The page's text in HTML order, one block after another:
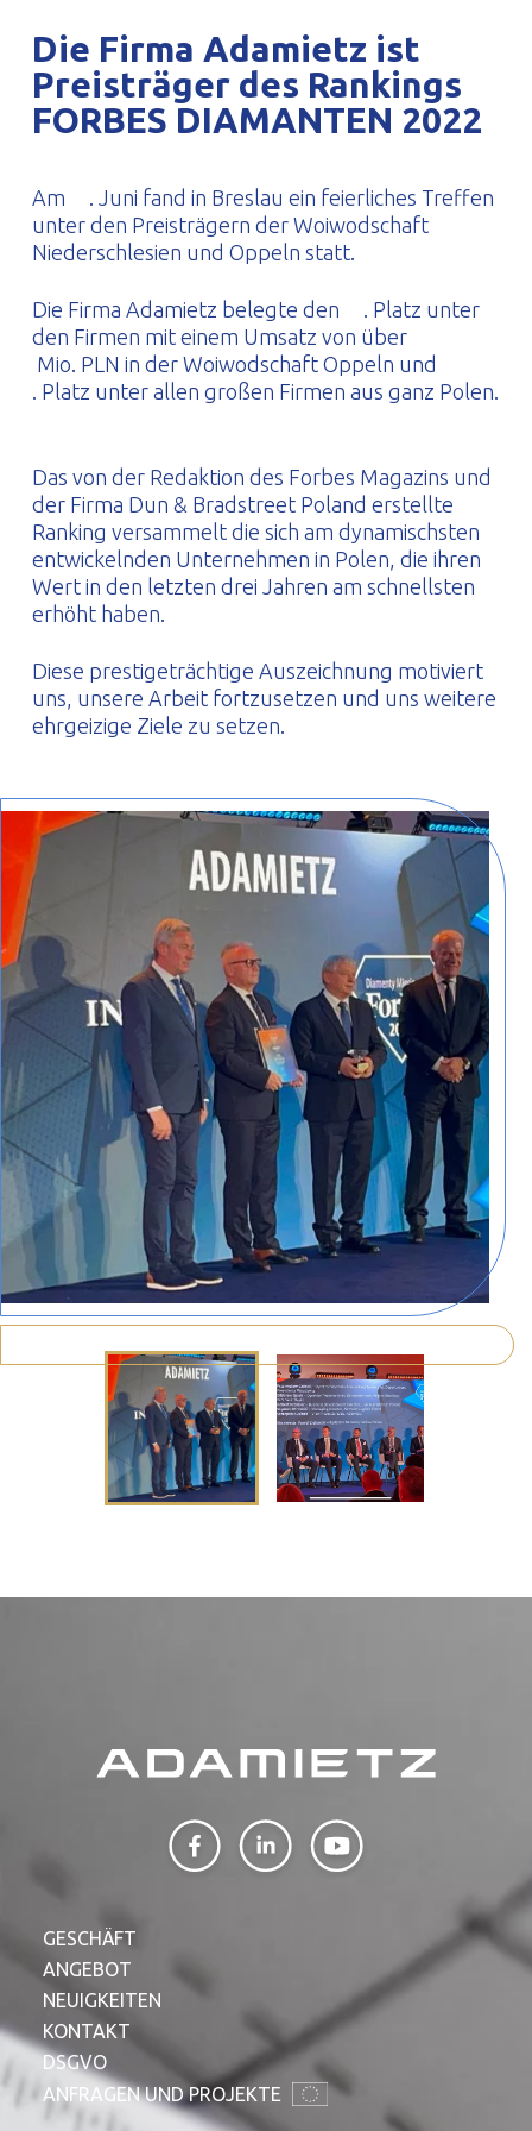
PL
Die Firma Adamietz ist
Preisträger des Rankings
FORBES DIAMANTEN 2022
Am
. Juni fand in Breslau ein feierliches Treffen
unter den Preisträgern der Woiwodschaft
Niederschlesien und Oppeln statt.
Die Firma Adamietz belegte den
. Platz unter
den Firmen mit einem Umsatz von über
Mio. PLN in der Woiwodschaft Oppeln und
. Platz unter allen großen Firmen aus ganz Polen.
Das von der Redaktion des Forbes Magazins und
der Firma Dun & Bradstreet Poland erstellte
Ranking versammelt die sich am dynamischsten
entwickelnden Unternehmen in Polen, die ihren
Wert in den letzten drei Jahren am schnellsten
erhöht haben.
Diese prestigeträchtige Auszeichnung motiviert
uns, unsere Arbeit fortzusetzen und uns weitere
ehrgeizige Ziele zu setzen.
GESCHÄFT
ANGEBOT
NEUIGKEITEN
KONTAKT
DSGVO
ANFRAGEN UND PROJEKTE